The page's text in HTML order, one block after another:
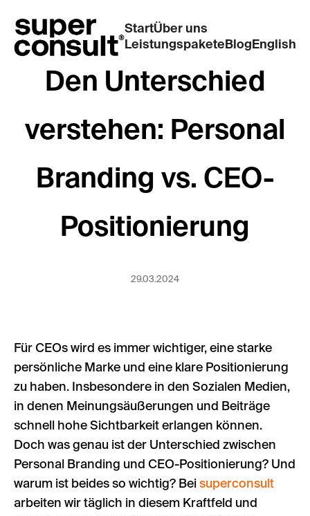
StartÜber uns
Leistungspakete Blog English
Den Unterschied
verstehen: Personal
Branding vs. CEO-
Positionierung
29.03.2024
Für CEOs wird es immer wichtiger, eine starke
persönliche Marke und eine klare Positionierung
zu haben. Insbesondere in den Sozialen Medien,
in denen Meinungsäußerungen und Beiträge
schnell hohe Sichtbarkeit erlangen können.
Doch was genau ist der Unterschied zwischen
Personal Branding und CEO-Positionierung? Und
warum ist beides so wichtig? Bei superconsult
arbeiten wir täglich in diesem Kraftfeld und